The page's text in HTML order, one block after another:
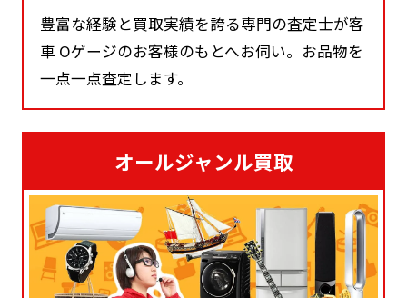
豊富な経験と買取実績を誇る専門の査定士が客
車 Oゲージのお客様のもとへお伺い。お品物を
一点一点査定します。
オールジャンル買取